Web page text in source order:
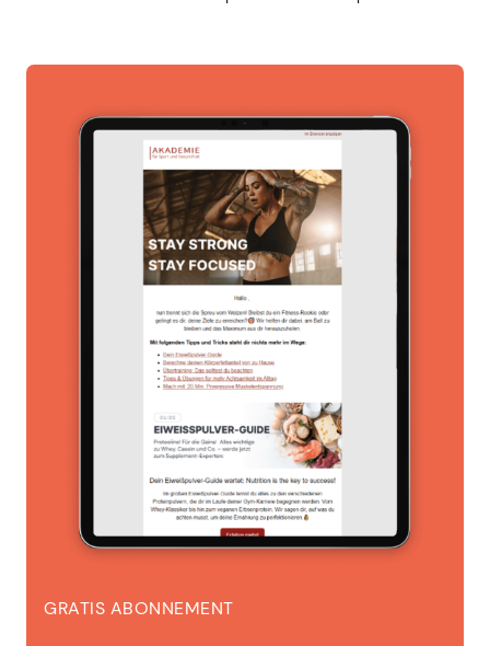
GRATIS ABONNEMENT